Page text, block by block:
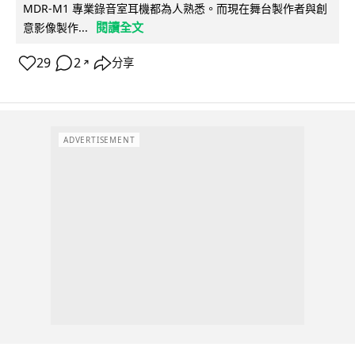
MDR-M1 專業錄音室耳機都為人熟悉。而現在舞台製作者與創
意影像製作...
閱讀全文
29 2 ↗ 分享
ADVERTISEMENT